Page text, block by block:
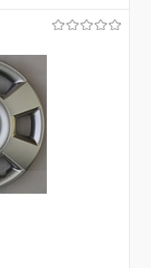
Сравнение
В наличии